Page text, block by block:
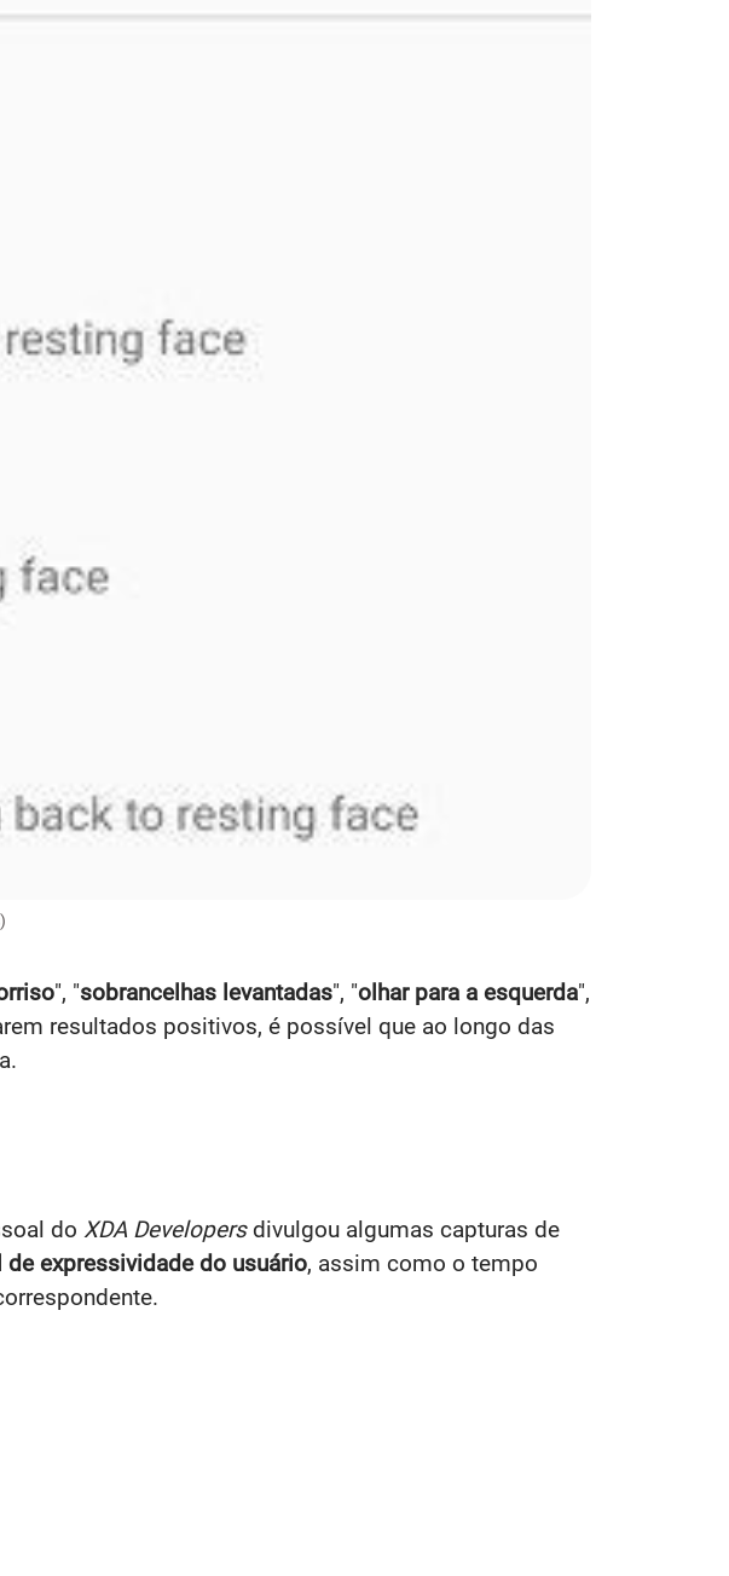
", "sobrancelhas levantadas", "olhar para a esquerda",
resultados positivos, é possível que ao longo das
do XDA Developersdivulgou algumas capturas de
expressividade do usuário, assim como o tempo